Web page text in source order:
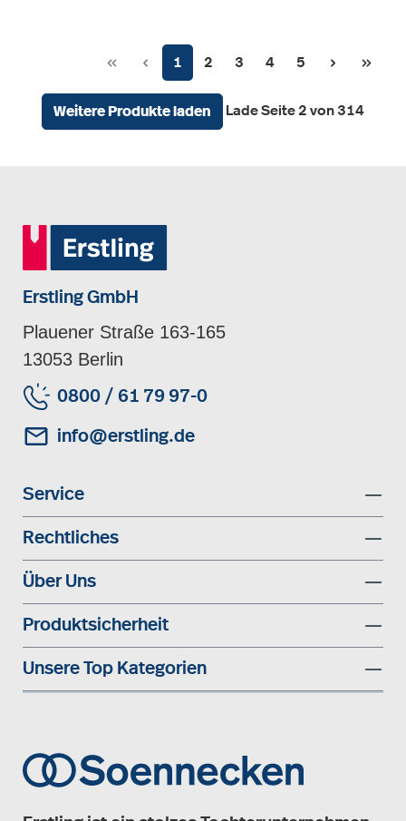
Seite
1 Seite
2 Seite
3 Seite
4 Seite
5
Weitere Produkte laden Lade Seite 2 von 314
Erstling GmbH
Plauener Straße 163-165
13053 Berlin
0800 / 61 79 97-0
info@erstling.de
Service
Rechtliches
Über Uns
Produktsicherheit
Unsere Top Kategorien